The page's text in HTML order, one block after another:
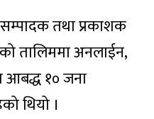
तथा प्रकाशक
तालिममा अनलाईन,
आबद्ध १० जना
थियो ।